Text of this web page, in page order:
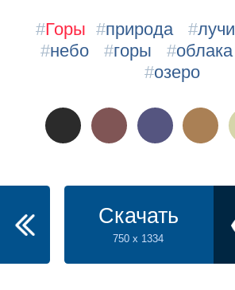
#Горы #природа #лучи
#небо #горы #облака
#озеро
Скачать
750 x 1334